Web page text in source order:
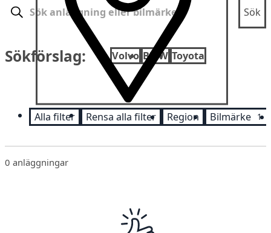
Sök
Sökförslag: Volvo BMW Toyota
Alla filter Rensa alla filter Region Bilmärke 1
0anläggningar